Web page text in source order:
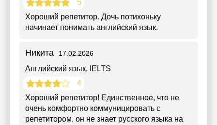
5
Хороший репетитор. Дочь потихоньку
начинает понимать английский язык.
Никита 17.02.2026
Английский язык, IELTS
4
Хороший репетитор! Единственное, что не
очень комфортно коммуницировать с
репетитором, он не знает русского языка на